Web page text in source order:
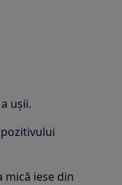
ușii.
iese din